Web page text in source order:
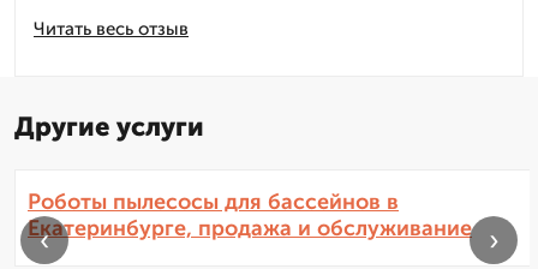
Читать весь отзыв
Другие услуги
Роботы пылесосы для бассейнов в
Екатеринбурге, продажа и обслуживание
‹ ›